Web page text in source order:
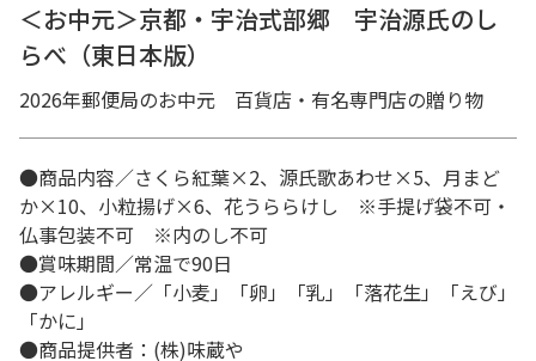
＜お中元＞京都・宇治式部郷 宇治源氏のし
らべ（東日本版）
2026年郵便局のお中元 百貨店・有名専門店の贈り物
●商品内容／さくら紅葉×2、源氏歌あわせ×5、月まど
か×10、小粒揚げ×6、花うららけし ※手提げ袋不可・
仏事包装不可 ※内のし不可
●賞味期間／常温で90日
●アレルギー／「小麦」「卵」「乳」「落花生」「えび」
「かに」
●商品提供者：(株)味蔵や